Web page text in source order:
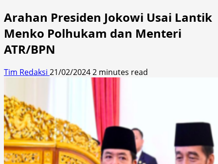
Arahan Presiden Jokowi Usai Lantik
Menko Polhukam dan Menteri
ATR/BPN
Tim Redaksi 21/02/20242 minutes read